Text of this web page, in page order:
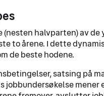
halvparten) av de
to årene. I dette
de beste hodene.
satsing på
mener